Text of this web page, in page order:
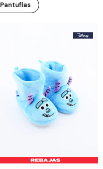
Pantuflas